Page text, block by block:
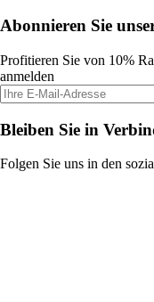
Abonnieren Sie
Profitieren Sie von 10%
anmelden
Bleiben Sie in
Folgen Sie uns in den